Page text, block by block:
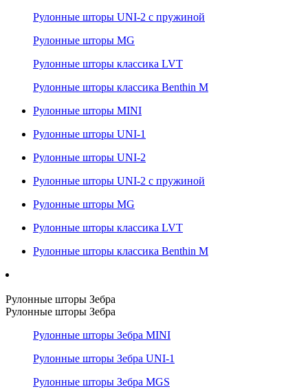
Рулонные шторы UNI-2 с пружиной
Рулонные шторы MG
Рулонные шторы классика LVT
Рулонные шторы классика Benthin M
Рулонные шторы MINI
Рулонные шторы UNI-1
Рулонные шторы UNI-2
Рулонные шторы UNI-2 с пружиной
Рулонные шторы MG
Рулонные шторы классика LVT
Рулонные шторы классика Benthin M
Рулонные шторы Зебра
Рулонные шторы Зебра
Рулонные шторы Зебра MINI
Рулонные шторы Зебра UNI-1
Рулонные шторы Зебра MGS